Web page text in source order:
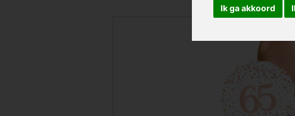
Ik ga akkoord